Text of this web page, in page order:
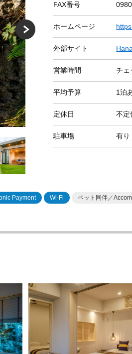
FAX番号
ホームページ
外部サイト
営業時間 チ
平均予算 1泊
定休日 不定
駐車場 有り
Payment Wi-Fi ペット同伴／